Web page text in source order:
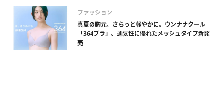
ファッション
真夏の胸元、さらっと軽やかに。ウンナナクール
「364ブラ」、通気性に優れたメッシュタイプ新発
売